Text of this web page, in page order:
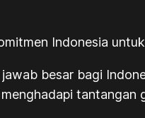
Indonesia
besar bagi
tantangan